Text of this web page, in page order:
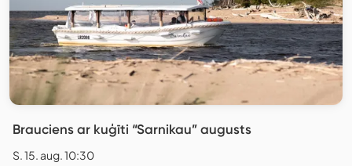
Brauciens ar kuģīti “Sarnikau” augusts
S. 15. aug. 10:30